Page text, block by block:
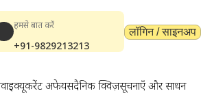
हमसे बात करें
+91-9829213213
लॉगिन / साइनअप
करेंट अफेयर्सदैनिक क्विज़सूचनाएँ और साधन